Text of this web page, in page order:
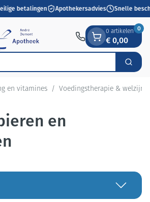
betalingen Apothekersadvies Snelle
Zoek
0 artikelen
€ 0,00
0
en vitamines / Voedingstherapie & welzijn
en